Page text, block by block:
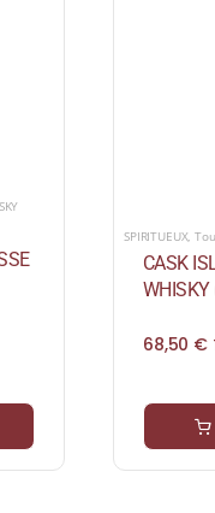
SPIRITUEUX,
CASK
WHISKY
68,50 €